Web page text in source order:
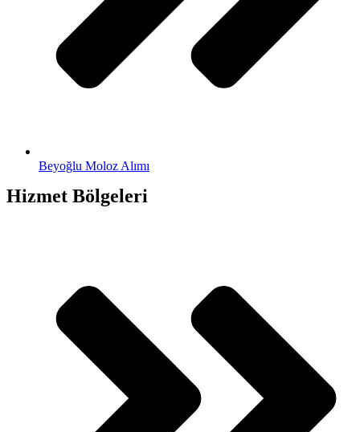
Beyoğlu Moloz Alımı
Hizmet Bölgeleri